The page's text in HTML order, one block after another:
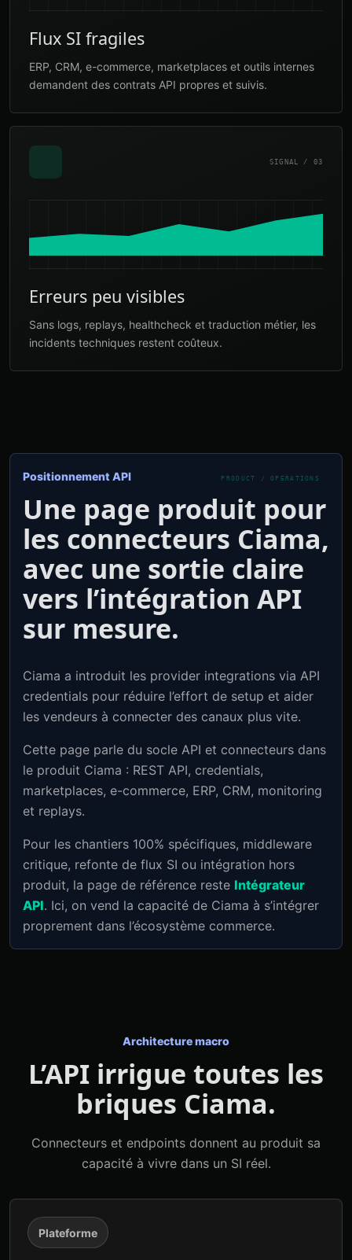
Flux SI fragiles
ERP, CRM, e-commerce, marketplaces et outils internes
demandent des contrats API propres et suivis.
SIGNAL / 03
Erreurs peu visibles
Sans logs, replays, healthcheck et traduction métier, les
incidents techniques restent coûteux.
Positionnement API
Une page produit pour
les connecteurs Ciama,
avec une sortie claire
vers l’intégration API
sur mesure.
Ciama a introduit les provider integrations via API
credentials pour réduire l’effort de setup et aider
les vendeurs à connecter des canaux plus vite.
Cette page parle du socle API et connecteurs dans
le produit Ciama : REST API, credentials,
marketplaces, e-commerce, ERP, CRM, monitoring
et replays.
Pour les chantiers 100% spécifiques, middleware
critique, refonte de flux SI ou intégration hors
produit, la page de référence reste Intégrateur
API. Ici, on vend la capacité de Ciama à s’intégrer
proprement dans l’écosystème commerce.
Architecture macro
L’API irrigue toutes les
briques Ciama.
Connecteurs et endpoints donnent au produit sa
capacité à vivre dans un SI réel.
Plateforme